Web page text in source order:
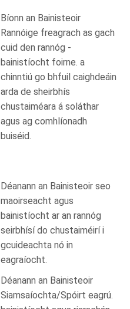
Bíonn an Bainisteoir
Rannóige freagrach as gach
cuid den rannóg -
bainistíocht foirne. a
chinntiú go bhfuil caighdeáin
arda de sheirbhís
chustaiméara á soláthar
agus ag comhlíonadh
buiséid.
Déanann an Bainisteoir seo
maoirseacht agus
bainistíocht ar an rannóg
seirbhísí do chustaiméirí i
gcuideachta nó in
eagraíocht.
Déanann an Bainisteoir
Siamsaíochta/Spóirt eagrú.